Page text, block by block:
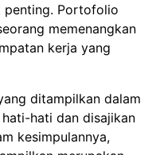
penting. Portofolio
memenangkan
kerja yang
ditampilkan dalam
hati dan disajikan
kesimpulannya,